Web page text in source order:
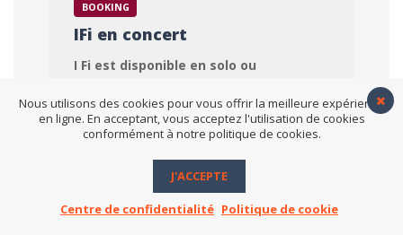
BOOKING
IFi en concert
I Fi est disponible en solo ou
qu'en DJ set sélection
Déplacements :France, Europe et
CONTACT
Nous utilisons des cookies pour vous offrir la meilleure expérience
en ligne. En acceptant, vous acceptez l'utilisation de cookies
conformément à notre politique de cookies.
J'ACCEPTE
Centre de confidentialité Politique de cookie